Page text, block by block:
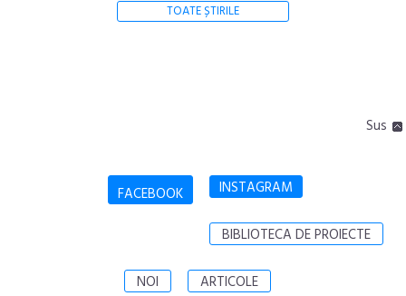
TOATE ȘTIRILE
Sus
FACEBOOK INSTAGRAM
BIBLIOTECA DE PROIECTE
NOI ARTICOLE